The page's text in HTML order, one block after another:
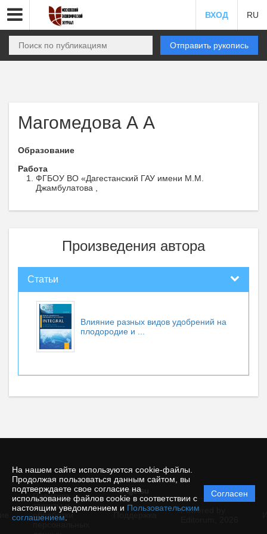
На нашем сайте используются cookie-файлы.
Продолжая пользоваться данным сайтом, вы
подтверждаете свое согласие на
использование файлов cookie в соответствии с
настоящим уведомлением и Пользовательским
соглашением
Согласен
ВХОД RU
Отправить рукопись
Магомедова А А
Образование
Работа
ФГБОУ ВО «Дагестанский ГАУ имени М.М.
Джамбулатова ,
Произведения автора
Статьи
Влияние разных видов удобрений на
плодородие и ...
© qje.su
Политика
защиты и
обработки
Powered by